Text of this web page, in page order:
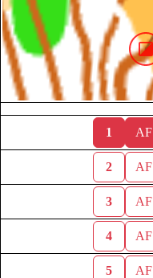
1 AF
2 AF
3 AF
4 AF
5 AF